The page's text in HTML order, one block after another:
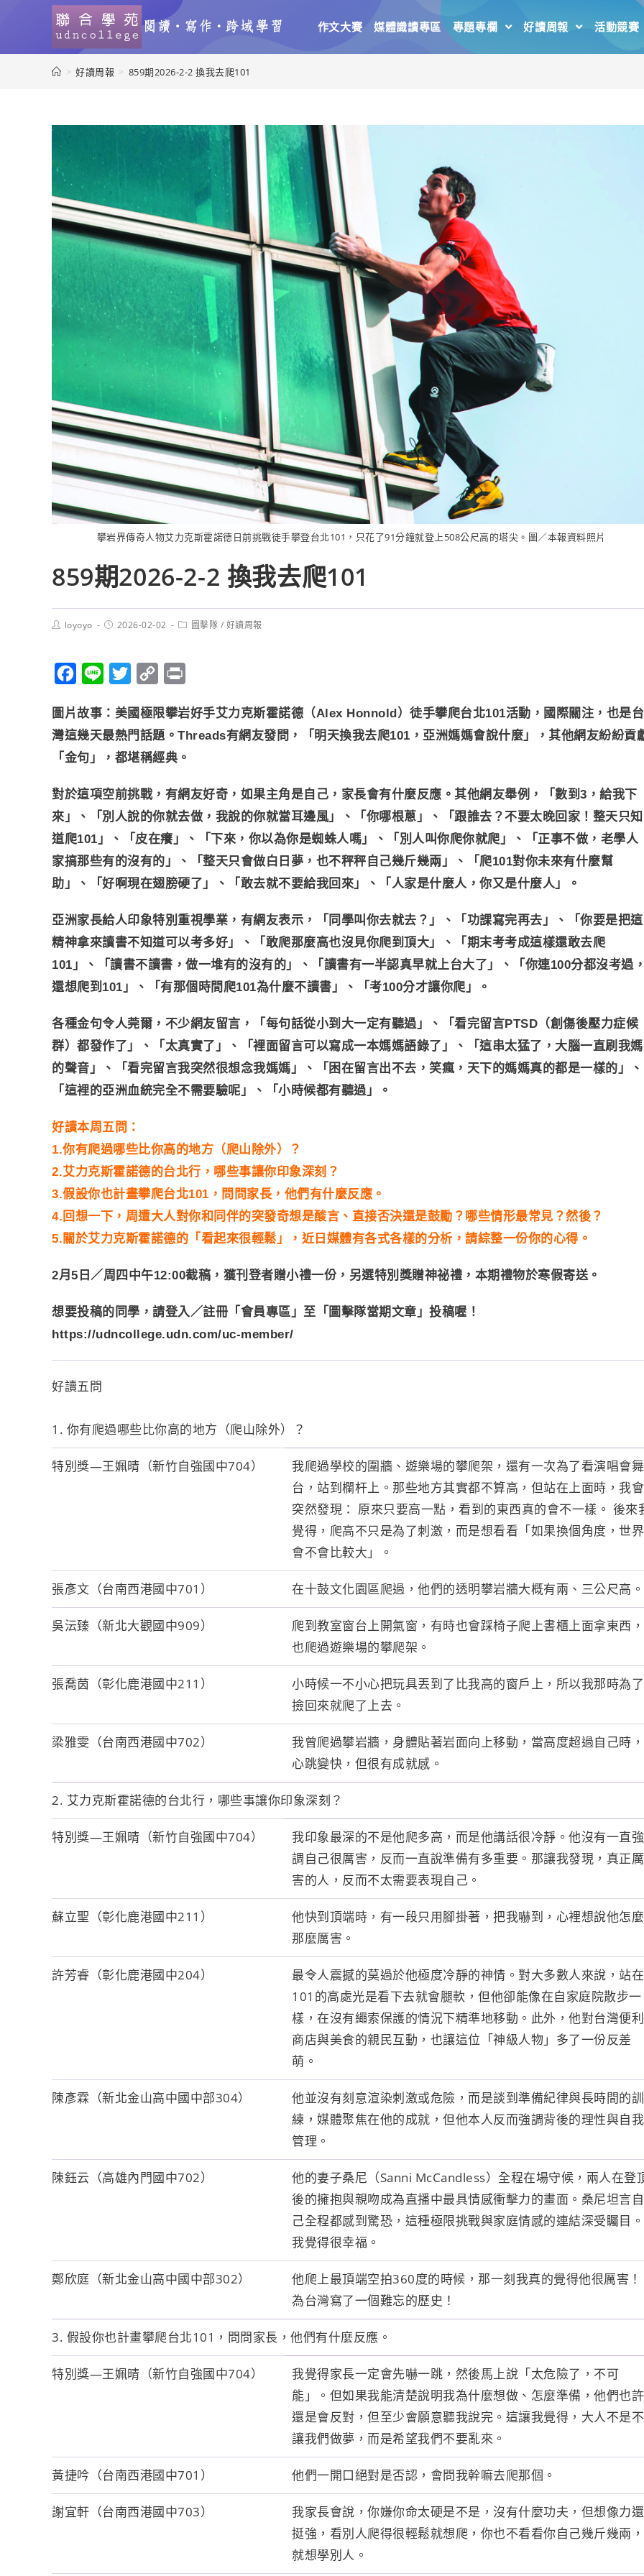
作文大賽 媒體識讀專區 專題專欄 好讀周報 活動競賽
> 好讀周報 > 859期2026-2-2 換我去爬101
攀岩界傳奇人物艾力克斯霍諾德日前挑戰徒手攀登台北101，只花了91分鐘就登上508公尺高的塔尖。圖／本報資料照片
859期2026-2-2 換我去爬101
loyoyo 2026-02-02 圖擊隊 / 好讀周報
c
e
b
o
n
e
i
t
t
r
p
y
L
k
i
n
t
圖片故事：美國極限攀岩好手艾力克斯霍諾德（Alex Honnold）徒手攀爬台北101活動，國際關注，也是台
灣這幾天最熱門話題。Threads有網友發問，「明天換我去爬101，亞洲媽媽會說什麼」，其他網友紛紛貢
「金句」，都堪稱經典。
對於這項空前挑戰，有網友好奇，如果主角是自己，家長會有什麼反應。其他網友舉例，「數到3，給我下
來」、「別人說的你就去做，我說的你就當耳邊風」、「你哪根蔥」、「跟誰去？不要太晚回家！整天只知
道爬101」、「皮在癢」、「下來，你以為你是蜘蛛人嗎」、「別人叫你爬你就爬」、「正事不做，老學人
家搞那些有的沒有的」、「整天只會做白日夢，也不秤秤自己幾斤幾兩」、「爬101對你未來有什麼幫
助」、「好啊現在翅膀硬了」、「敢去就不要給我回來」、「人家是什麼人，你又是什麼人」。
亞洲家長給人印象特別重視學業，有網友表示，「同學叫你去就去？」、「功課寫完再去」、「你要是把這
精神拿來讀書不知道可以考多好」、「敢爬那麼高也沒見你爬到頂大」、「期末考考成這樣還敢去爬
101」、「讀書不讀書，做一堆有的沒有的」、「讀書有一半認真早就上台大了」、「你連100分都沒考過
還想爬到101」、「有那個時間爬101為什麼不讀書」、「考100分才讓你爬」。
各種金句令人莞爾，不少網友留言，「每句話從小到大一定有聽過」、「看完留言PTSD（創傷後壓力症候
群）都發作了」、「太真實了」、「裡面留言可以寫成一本媽媽語錄了」、「這串太猛了，大腦一直刷我媽
的聲音」、「看完留言我突然很想念我媽媽」、「困在留言出不去，笑瘋，天下的媽媽真的都是一樣的」、
「這裡的亞洲血統完全不需要驗呢」、「小時候都有聽過」。
好讀本周五問：
1.你有爬過哪些比你高的地方（爬山除外）？
2.艾力克斯霍諾德的台北行，哪些事讓你印象深刻？
3.假設你也計畫攀爬台北101，問問家長，他們有什麼反應。
4.回想一下，周遭大人對你和同伴的突發奇想是酸言、直接否決還是鼓勵？哪些情形最常見？然後？
5.關於艾力克斯霍諾德的「看起來很輕鬆」，近日媒體有各式各樣的分析，請綜整一份你的心得。
2月5日／周四中午12:00截稿，獲刊登者贈小禮一份，另選特別獎贈神祕禮，本期禮物於寒假寄送。
想要投稿的同學，請登入／註冊「會員專區」至「圖擊隊當期文章」投稿喔！
https://udncollege.udn.com/uc-member/
好讀五問
1. 你有爬過哪些比你高的地方（爬山除外）？
特別獎—王姵晴（新竹自強國中704）
我爬過學校的圍牆、遊樂場的攀爬架，還有一次為了看演唱會舞
台，站到欄杆上。那些地方其實都不算高，但站在上面時，我會
突然發現： 原來只要高一點，看到的東西真的會不一樣。 後來
覺得，爬高不只是為了刺激，而是想看看「如果換個角度，世界
會不會比較大」。
張彥文（台南西港國中701） 在十鼓文化園區爬過，他們的透明攀岩牆大概有兩、三公尺高。
吳沄臻（新北大觀國中909）
爬到教室窗台上開氣窗，有時也會踩椅子爬上書櫃上面拿東西，
也爬過遊樂場的攀爬架。
張喬茵（彰化鹿港國中211）
小時候一不小心把玩具丟到了比我高的窗戶上，所以我那時為了
撿回來就爬了上去。
梁雅雯（台南西港國中702）
我曾爬過攀岩牆，身體貼著岩面向上移動，當高度超過自己時，
心跳變快，但很有成就感。
2. 艾力克斯霍諾德的台北行，哪些事讓你印象深刻？
特別獎—王姵晴（新竹自強國中704）
我印象最深的不是他爬多高，而是他講話很冷靜。他沒有一直強
調自己很厲害，反而一直說準備有多重要。那讓我發現，真正厲
害的人，反而不太需要表現自己。
蘇立聖（彰化鹿港國中211）
他快到頂端時，有一段只用腳掛著，把我嚇到，心裡想說他怎麼
那麼厲害。
許芳睿（彰化鹿港國中204）
最令人震撼的莫過於他極度冷靜的神情。對大多數人來說，站在
101的高處光是看下去就會腿軟，但他卻能像在自家庭院散步一
樣，在沒有繩索保護的情況下精準地移動。此外，他對台灣便利
商店與美食的親民互動，也讓這位「神級人物」多了一份反差
萌。
陳彥霖（新北金山高中國中部304）
他並沒有刻意渲染刺激或危險，而是談到準備紀律與長時間的訓
練，媒體聚焦在他的成就，但他本人反而強調背後的理性與自我
管理。
陳鈺云（高雄內門國中702）
他的妻子桑尼（Sanni McCandless）全程在場守候，兩人在登
後的擁抱與親吻成為直播中最具情感衝擊力的畫面。桑尼坦言自
己全程都感到驚恐，這種極限挑戰與家庭情感的連結深受矚目。
我覺得很幸福。
鄭欣庭（新北金山高中國中部302）
他爬上最頂端空拍360度的時候，那一刻我真的覺得他很厲害！
為台灣寫了一個難忘的歷史！
3. 假設你也計畫攀爬台北101，問問家長，他們有什麼反應。
特別獎—王姵晴（新竹自強國中704）
我覺得家長一定會先嚇一跳，然後馬上說「太危險了，不可
能」。但如果我能清楚說明我為什麼想做、怎麼準備，他們也許
還是會反對，但至少會願意聽我說完。這讓我覺得，大人不是不
讓我們做夢，而是希望我們不要亂來。
黃捷吟（台南西港國中701） 他們一開口絕對是否認，會問我幹嘛去爬那個。
謝宜軒（台南西港國中703）
我家長會說，你嫌你命太硬是不是，沒有什麼功夫，但想像力還
挺強，看別人爬得很輕鬆就想爬，你也不看看你自己幾斤幾兩，
就想學別人。